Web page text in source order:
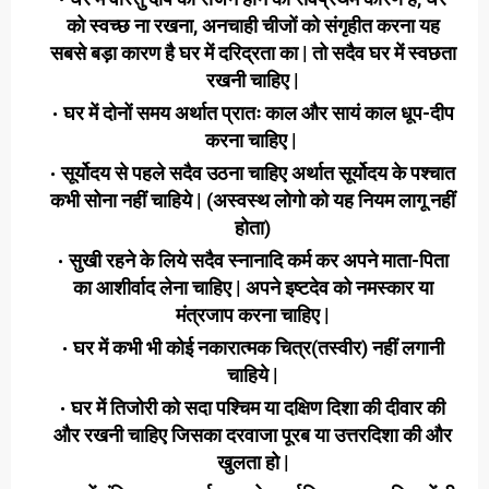
को स्वच्छ ना रखना, अनचाही चीजों को संगृहीत करना यह
सबसे बड़ा कारण है घर में दरिद्रता का | तो सदैव घर में स्वछता
रखनी चाहिए |
घर में दोनों समय अर्थात प्रातः काल और सायं काल धूप-दीप
करना चाहिए |
सूर्योदय से पहले सदैव उठना चाहिए अर्थात सूर्योदय के पश्चात
कभी सोना नहीं चाहिये | (अस्वस्थ लोगो को यह नियम लागू नहीं
होता)
सुखी रहने के लिये सदैव स्नानादि कर्म कर अपने माता-पिता
का आशीर्वाद लेना चाहिए | अपने इष्टदेव को नमस्कार या
मंत्रजाप करना चाहिए |
घर में कभी भी कोई नकारात्मक चित्र(तस्वीर) नहीं लगानी
चाहिये |
घर में तिजोरी को सदा पश्चिम या दक्षिण दिशा की दीवार की
और रखनी चाहिए जिसका दरवाजा पूरब या उत्तरदिशा की और
खुलता हो |